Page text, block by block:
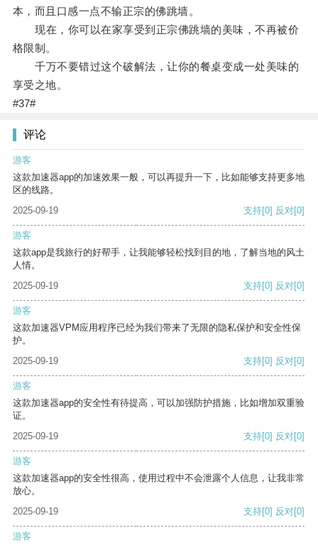
本，而且口感一点不输正宗的佛跳墙。
现在，你可以在家享受到正宗佛跳墙的美味，不再被价
格限制。
千万不要错过这个破解法，让你的餐桌变成一处美味的
享受之地。
#37#
评论
游客
这款加速器app的加速效果一般，可以再提升一下，比如能够支持更多地
区的线路。
2025-09-19
支持[0] 反对[0]
游客
这款app是我旅行的好帮手，让我能够轻松找到目的地，了解当地的风土
人情。
2025-09-19
支持[0] 反对[0]
游客
这款加速器VPM应用程序已经为我们带来了无限的隐私保护和安全性保
护。
2025-09-19
支持[0] 反对[0]
游客
这款加速器app的安全性有待提高，可以加强防护措施，比如增加双重验
证。
2025-09-19
支持[0] 反对[0]
游客
这款加速器app的安全性很高，使用过程中不会泄露个人信息，让我非常
放心。
2025-09-19
支持[0] 反对[0]
游客